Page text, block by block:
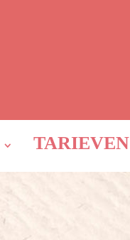
TARIEVEN